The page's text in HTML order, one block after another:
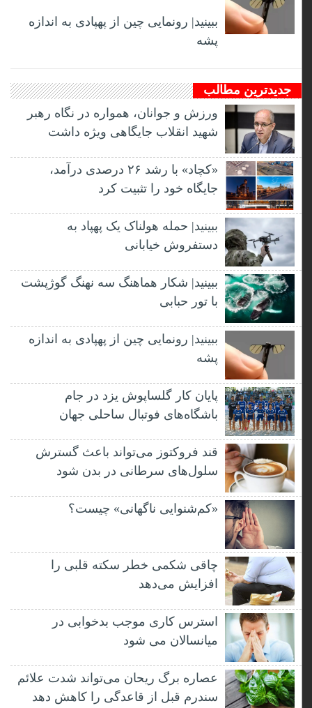
ببینید| رونمایی چین از پهپادی به اندازه
پشه
جدیدترین مطالب
ورزش و جوانان، همواره در نگاه رهبر
شهید انقلاب جایگاهی ویژه داشت
«کچاد» با رشد ۲۶ درصدی درآمد،
جایگاه خود را تثبیت کرد
ببینید| حمله هولناک یک پهپاد به
دستفروش خیابانی
ببینید| شکار هماهنگ سه نهنگ گوژپشت
با تور حبابی
ببینید| رونمایی چین از پهپادی به اندازه
پشه
پایان کار گلساپوش یزد در جام
باشگاه‌های فوتبال ساحلی جهان
قند فروکتوز می‌تواند باعث گسترش
سلول‌های سرطانی در بدن شود
«کم‌شنوایی ناگهانی» چیست؟
چاقی شکمی خطر سکته قلبی را
افزایش می‌دهد
استرس کاری موجب بدخوابی در
میانسالان می شود
عصاره برگ ریحان می‌تواند شدت علائم
سندرم قبل از قاعدگی را کاهش دهد